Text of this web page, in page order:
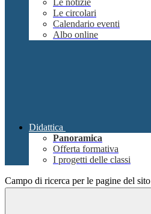
Le notizie
Le circolari
Calendario eventi
Albo online
Didattica
Panoramica
Offerta formativa
I progetti delle classi
Campo di ricerca per le pagine del sito